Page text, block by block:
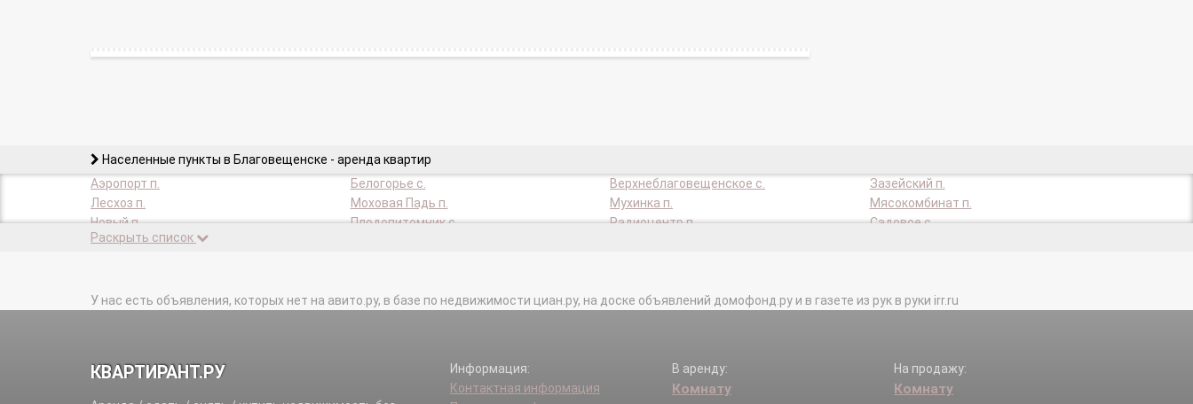
Населенные пункты в Благовещенске - аренда квартир
Аэропорт п.
Белогорье с. Верхнеблаговещенское с.
Зазейский п.
Лесхоз п.
Моховая Падь п. Мухинка п.
Мясокомбинат п.
Новый п.
Плодопитомник с. Радиоцентр п.
Садовое с.
Сады Винзавода п.
Раскрыть список
У нас есть объявления, которых нет на авито.ру, в базе по недвижимости циан.ру, на доске объявлений домофонд.ру и в газете из рук в руки irr.ru
КВАРТИРАНТ.РУ
Информация:
Контактная информация
В аренду:
Комнату
На продажу:
Комнату